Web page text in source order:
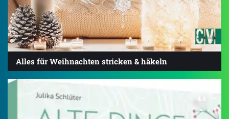
Alles für Weihnachten stricken & häkeln
4.8